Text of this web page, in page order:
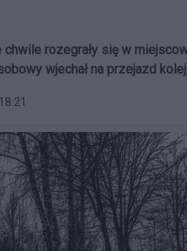
chwile rozegrały się w
wjechał na przejazd